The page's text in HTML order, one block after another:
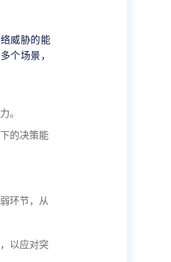
威胁的能
个场景，
。
的决策能
环节，从
以应对突